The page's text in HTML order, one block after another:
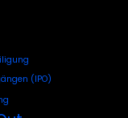
(IPO)